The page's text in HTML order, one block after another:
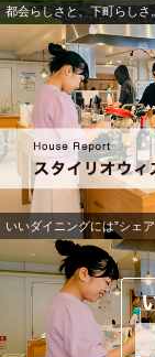
都会らしさと、下町らしさ
いいダイニングには”シェ